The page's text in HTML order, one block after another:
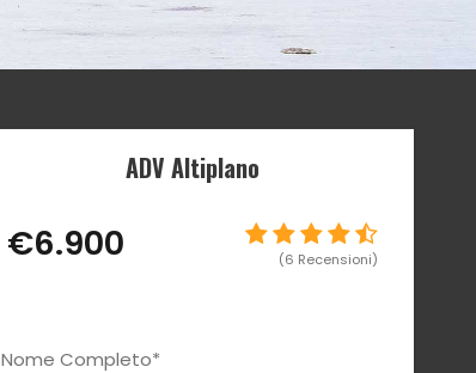
ADV Altiplano
€6.900 (6 Recensioni)
Nome Completo*